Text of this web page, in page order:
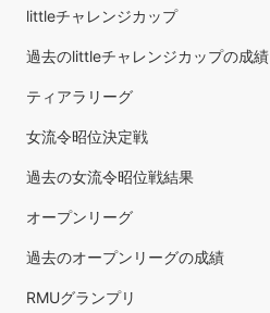
littleチャレンジカップ
過去のlittleチャレンジカップの成績
ティアラリーグ
女流令昭位決定戦
過去の女流令昭位戦結果
オープンリーグ
過去のオープンリーグの成績
RMUグランプリ